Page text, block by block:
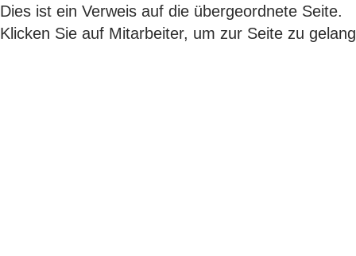
Dies ist ein Verweis auf die übergeordnete Seite.
Klicken Sie auf Mitarbeiter, um zur Seite zu